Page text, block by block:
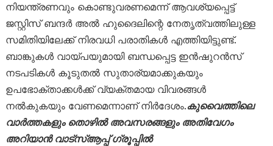
നിയന്ത്രണവും കൊണ്ടുവരണമെന്ന് ആവശ്യപ്പെട്ട്
ജസ്റ്റിസ് ബന്ദർ അൽ ഹുദൈലിന്റെ നേതൃത്വത്തിലുള്ള
സമിതിയിലേക്ക് നിരവധി പരാതികൾ എത്തിയിട്ടുണ്ട്.
ബാങ്കുകൾ വായ്പയുമായി ബന്ധപ്പെട്ട ഇൻഷുറൻസ്
നടപടികൾ കൂടുതൽ സുതാര്യമാക്കുകയും
ഉപഭോക്താക്കൾക്ക് വ്യക്തമായ വിവരങ്ങൾ
നൽകുകയും വേണമെന്നാണ് നിർദേശം.കുവൈത്തിലെ
വാർത്തകളും തൊഴിൽ അവസരങ്ങളും അതിവേഗം
അറിയാൻ വാട്സ്ആപ്പ് ഗ്രൂപ്പിൽ